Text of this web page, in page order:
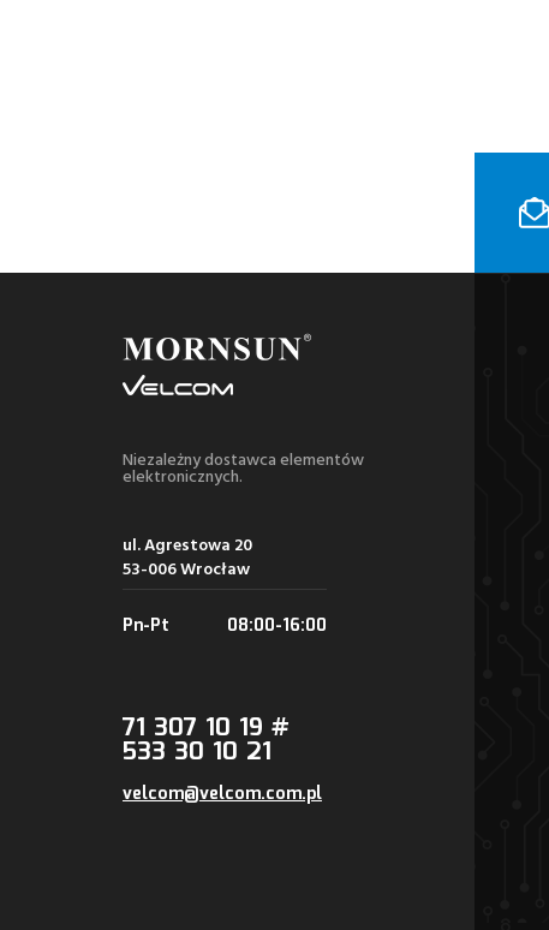
Niezależny dostawca elementów
elektronicznych.
ul. Agrestowa 20
53-006 Wrocław
Pn-Pt 08:00-16:00
71 307 10 19 #
533 30 10 21
velcom@velcom.com.pl